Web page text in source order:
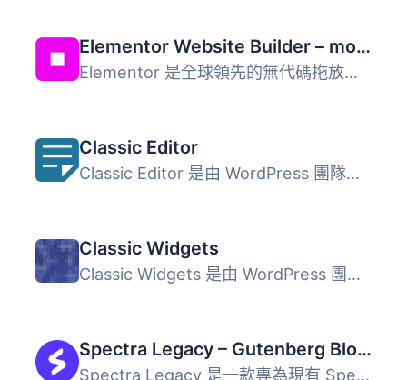
Elementor Website Builder – more than just a page builder
Elementor 是全球領先的無代碼拖放式 WordPress 網站建置平台...
Classic Editor
Classic Editor 是由 WordPress 團隊維護的官方外掛程式，可...
Classic Widgets
Classic Widgets 是由 WordPress 團隊維護的官方外掛，能夠恢...
Spectra Legacy – Gutenberg Blocks
Spectra Legacy 是一款專為現有 Spectra 用戶設計的 Gutenber...